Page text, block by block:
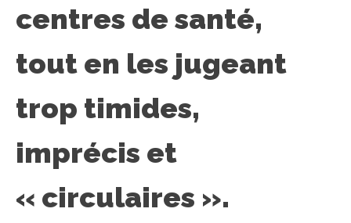
centres de santé,
tout en les jugeant
trop timides,
imprécis et
« circulaires ».